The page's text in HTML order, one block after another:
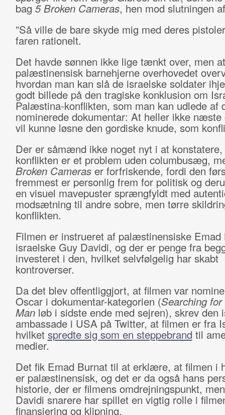
bag 5 Broken Cameras, hen mod slutningen
”Så ville de bare skyde mig med deres
faren rationelt.
Det havde sønnen ikke lige tænkt over, men
palæstinensisk barnehjerne overhovedet
hvordan man kan slå de israelske soldater
godt billede på den tragiske konklusion om
Palæstina-konflikten, som man kan udlede af
nominerede dokumentar: At heller ikke næste
vil kunne løsne den gordiske knude, som
Der er såmænd ikke noget nyt i at konstatere,
konflikten er et problem uden columbusæg,
Broken Cameraser forfriskende, fordi den
fremmest er personlig frem for politisk og
en visuel mavepuster sprængfyldt med
modsætning til andre sobre, men tørre
konflikten.
Filmen er instrueret af palæstinensiske Emad
israelske Guy Davidi, og der er penge fra
investeret i den, hvilket selvfølgelig har skabt
kontroverser.
Da det blev offentliggjort, at filmen var
Oscar i dokumentar-kategorien (Searching
Manløb i sidste ende med sejren), skrev den
ambassade i USA på Twitter, at filmen er fra
hvilket spredte sig som en steppebrand til
medier.
Det fik Emad Burnat til at erklære, at filmen i
er palæstinensisk, og det er da også hans
historie, der er filmens omdrejningspunkt,
Davidi snarere har spillet en vigtig rolle i
finansiering og klipning.